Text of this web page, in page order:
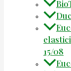
15/08